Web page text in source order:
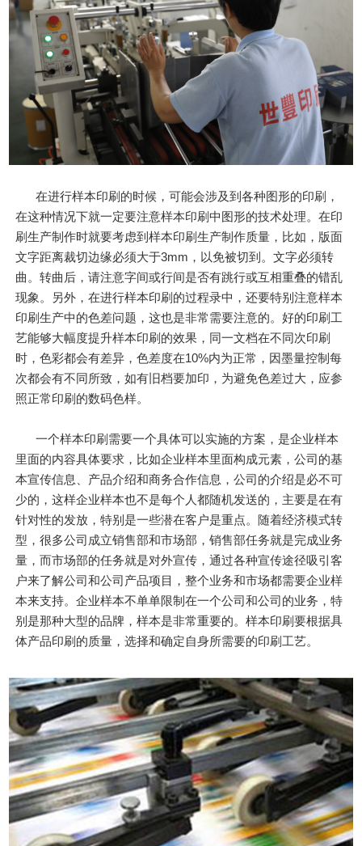
在进行样本印刷的时候，可能会涉及到各种图形的印刷，
在这种情况下就一定要注意样本印刷中图形的技术处理。在印
刷生产制作时就要考虑到样本印刷生产制作质量，比如，版面
文字距离裁切边缘必须大于3mm，以免被切到。文字必须转
曲。转曲后，请注意字间或行间是否有跳行或互相重叠的错乱
现象。另外，在进行样本印刷的过程录中，还要特别注意样本
印刷生产中的色差问题，这也是非常需要注意的。好的印刷工
艺能够大幅度提升样本印刷的效果，同一文档在不同次印刷
时，色彩都会有差异，色差度在10%内为正常，因墨量控制每
次都会有不同所致，如有旧档要加印，为避免色差过大，应参
照正常印刷的数码色样。
一个样本印刷需要一个具体可以实施的方案，是企业样本
里面的内容具体要求，比如企业样本里面构成元素，公司的基
本宣传信息、产品介绍和商务合作信息，公司的介绍是必不可
少的，这样企业样本也不是每个人都随机发送的，主要是在有
针对性的发放，特别是一些潜在客户是重点。随着经济模式转
型，很多公司成立销售部和市场部，销售部任务就是完成业务
量，而市场部的任务就是对外宣传，通过各种宣传途径吸引客
户来了解公司和公司产品项目，整个业务和市场都需要企业样
本来支持。企业样本不单单限制在一个公司和公司的业务，特
别是那种大型的品牌，样本是非常重要的。样本印刷要根据具
体产品印刷的质量，选择和确定自身所需要的印刷工艺。